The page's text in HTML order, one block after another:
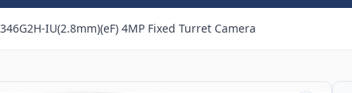
IU(2.8mm)(eF) 4MP Fixed Turret Camera